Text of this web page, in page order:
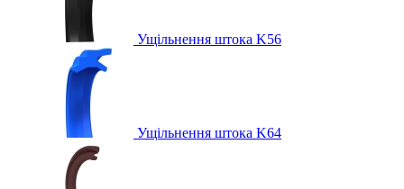
Ущільнення штока K56
Ущільнення штока K64